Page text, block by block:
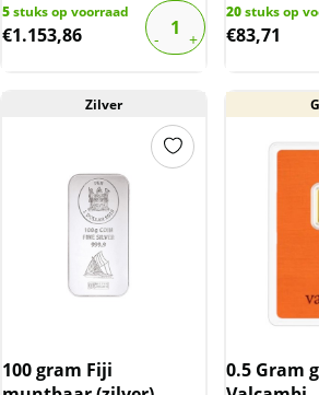
5stuks op voorraad
€1.153,86
20stuks op
€83,71
Zilver
100 gram Fiji
0.5 Gram